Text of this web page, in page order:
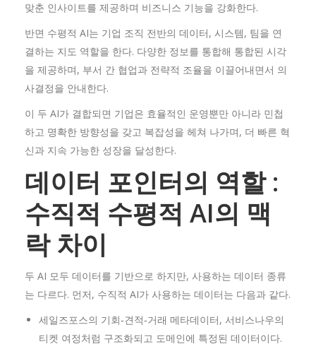
맞춘 인사이트를 제공하며 비즈니스 기능을 강화한다.
반면 수평적 AI는 기업 조직 전반의 데이터, 시스템, 팀을 연
결하는 지도 역할을 한다. 다양한 정보를 통합해 통합된 시각
을 제공하며, 부서 간 협업과 전략적 조율을 이끌어내면서 의
사결정을 안내한다.
이 두 AI가 결합되면 기업은 효율적인 운영뿐만 아니라 민첩
하고 명확한 방향성을 갖고 복잡성을 헤쳐 나가며, 더 빠른 혁
신과 지속 가능한 성장을 달성한다.
데이터 포인터의 역할 :
수직적 수평적 AI의 맥
락 차이
두 AI 모두 데이터를 기반으로 하지만, 사용하는 데이터 종류
는 다르다. 먼저, 수직적 AI가 사용하는 데이터는 다음과 같다.
세일즈포스의 기회‑견적‑거래 메타데이터, 서비스나우의
티켓 여정처럼 구조화되고 도메인에 특정된 데이터이다.